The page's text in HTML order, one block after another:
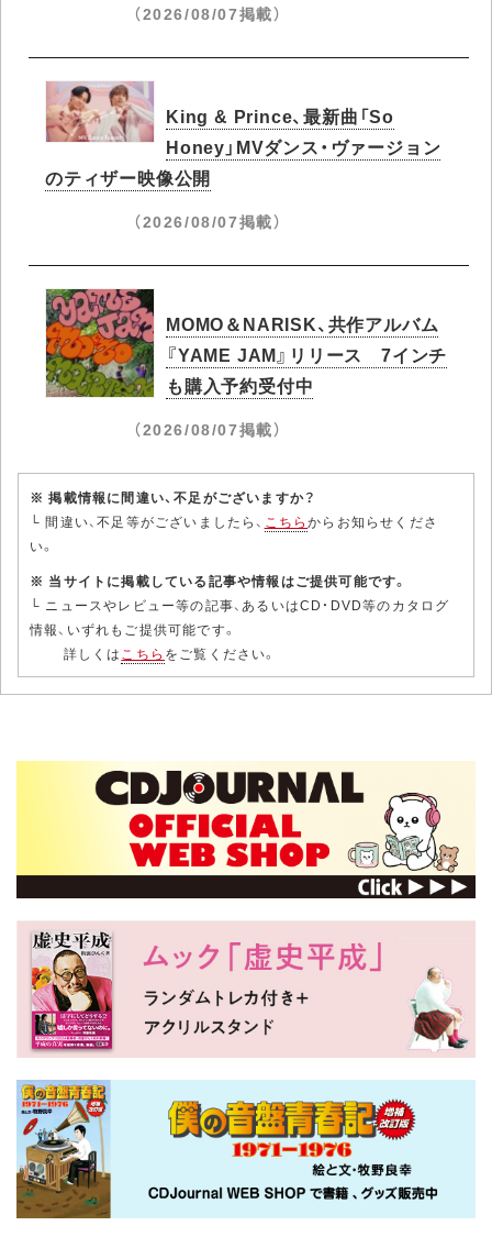
（2026/08/07掲載）
King & Prince、最新曲「So
Honey」MVダンス・ヴァージョン
のティザー映像公開
（2026/08/07掲載）
MOMO＆NARISK、共作アルバム
『YAME JAM』リリース 7インチ
も購入予約受付中
（2026/08/07掲載）
※ 掲載情報に間違い、不足がございますか？
└ 間違い、不足等がございましたら、 こちらからお知らせくださ
い。
※ 当サイトに掲載している記事や情報はご提供可能です。
└ ニュースやレビュー等の記事、あるいはCD・DVD等のカタログ
情報、いずれもご提供可能です。
詳しくはこちら をご覧ください。